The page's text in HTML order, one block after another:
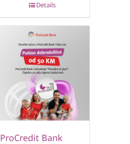
Details
ProCredit Bank